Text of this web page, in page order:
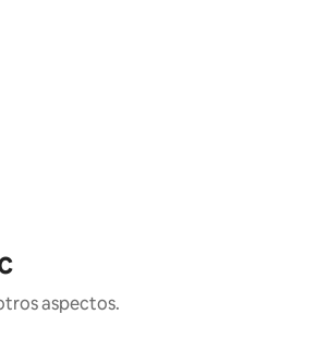
aspectos.